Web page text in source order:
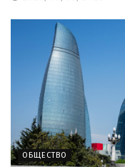
ОБЩЕСТВО